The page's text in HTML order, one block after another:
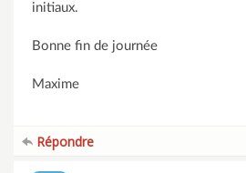
initiaux.
Bonne fin de journée
Maxime
Répondre